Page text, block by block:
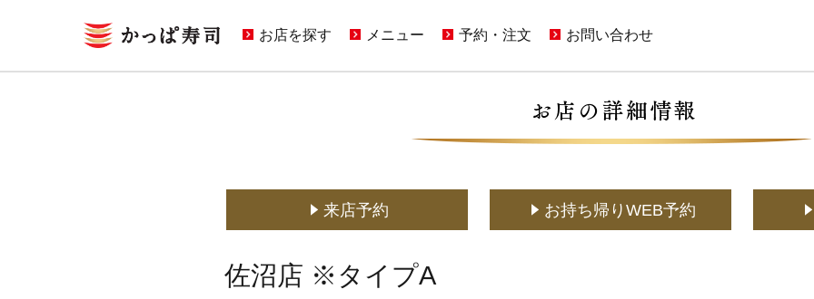
お店を探す メニュー
どこでもかっぱ寿司
予約・注文
(ポイント利用はこちら)
宅配デリバリー(UberEats・出前館)
お問い合わせ
店舗用地に関するお問い合わせ
来店予約 お持ち帰りWEB予約
佐沼店 ※タイプA